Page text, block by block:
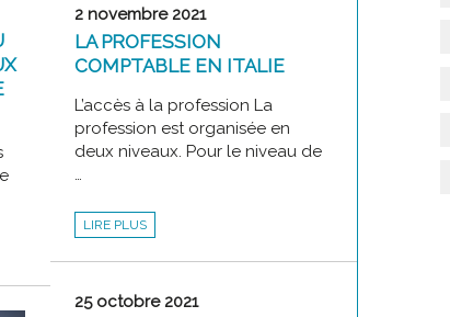
EN
ENTREPRISE
2 novembre 2021
LA PROFESSION
COMPTABLE EN ITALIE
L’accès à la profession La
profession est organisée en
deux niveaux. Pour le niveau de
…
LA
PROFESSION
EN
LIRE PLUS
25 octobre 2021